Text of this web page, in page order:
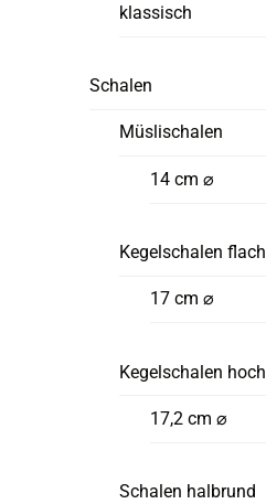
klassisch
Schalen
Müslischalen
14 cm ⌀
Kegelschalen flach
17 cm ⌀
Kegelschalen hoch
17,2 cm ⌀
Schalen halbrund